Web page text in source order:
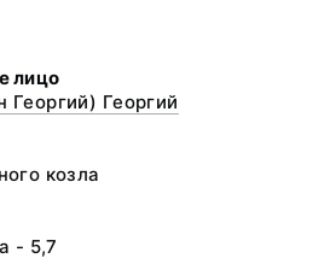
лицо
Георгий) Георгий
козла
- 5,7